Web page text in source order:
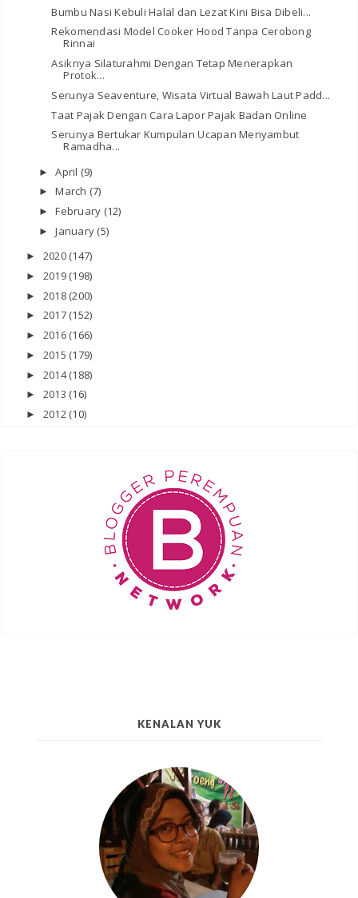
Bumbu Nasi Kebuli Halal dan Lezat Kini Bisa Dibeli...
Rekomendasi Model Cooker Hood Tanpa Cerobong
Rinnai
Asiknya Silaturahmi Dengan Tetap Menerapkan
Protok...
Serunya Seaventure, Wisata Virtual Bawah Laut Padd...
Taat Pajak Dengan Cara Lapor Pajak Badan Online
Serunya Bertukar Kumpulan Ucapan Menyambut
Ramadha...
►April (9)
►March (7)
►February (12)
►January (5)
► 2020 (147)
► 2019 (198)
► 2018 (200)
► 2017 (152)
► 2016 (166)
► 2015 (179)
► 2014(188)
► 2013 (16)
► 2012 (10)
KENALAN YUK